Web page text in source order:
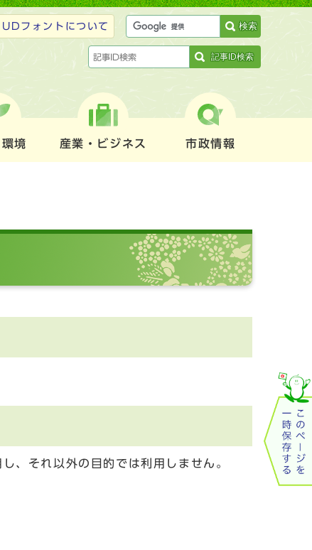
UDフォントについて 検索
記事ID検索
境 産業・ビジネス 市政情報
、それ以外の目的では利用しません。